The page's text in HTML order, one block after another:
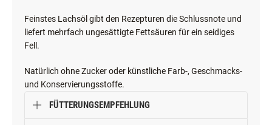
Feinstes Lachsöl gibt den Rezepturen die Schlussnote und
liefert mehrfach ungesättigte Fettsäuren für ein seidiges
Fell.
Natürlich ohne Zucker oder künstliche Farb-, Geschmacks-
und Konservierungsstoffe.
FÜTTERUNGSEMPFEHLUNG